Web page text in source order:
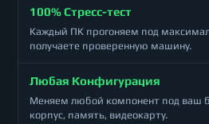
100% Стресс-тест
Каждый ПК прогоняем под
получаете проверенную машину.
Любая Конфигурация
Меняем любой компонент под ваш
корпус, память, видеокарту.